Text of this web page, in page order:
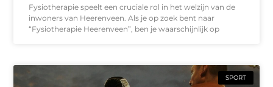
Fysiotherapie speelt een cruciale rol in het welzijn van de
inwoners van Heerenveen. Als je op zoek bent naar
“Fysiotherapie Heerenveen”, ben je waarschijnlijk op
SPORT